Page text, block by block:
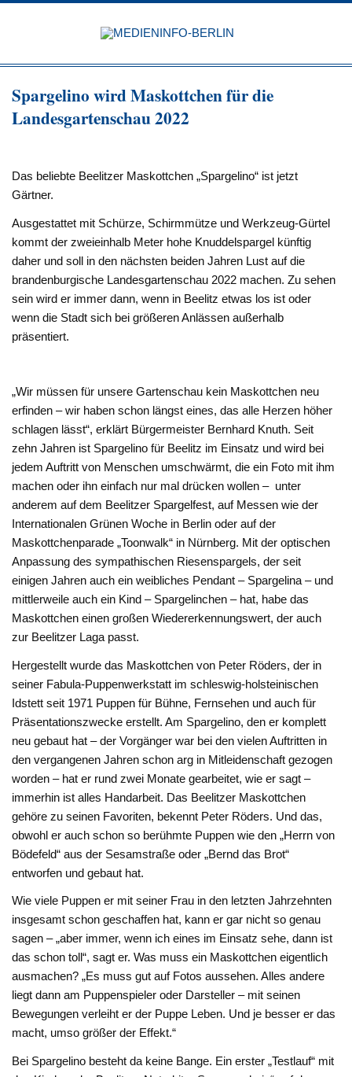
Zum
Spargelino wird Maskottchen für die
Landesgartenschau 2022
Das beliebte Beelitzer Maskottchen „Spargelino“ ist jetzt
Gärtner.
Ausgestattet mit Schürze, Schirmmütze und Werkzeug-Gürtel
kommt der zweieinhalb Meter hohe Knuddelspargel künftig
daher und soll in den nächsten beiden Jahren Lust auf die
brandenburgische Landesgartenschau 2022 machen. Zu sehen
sein wird er immer dann, wenn in Beelitz etwas los ist oder
wenn die Stadt sich bei größeren Anlässen außerhalb
präsentiert.
„Wir müssen für unsere Gartenschau kein Maskottchen neu
erfinden – wir haben schon längst eines, das alle Herzen höher
schlagen lässt“, erklärt Bürgermeister Bernhard Knuth. Seit
zehn Jahren ist Spargelino für Beelitz im Einsatz und wird bei
jedem Auftritt von Menschen umschwärmt, die ein Foto mit ihm
machen oder ihn einfach nur mal drücken wollen – unter
anderem auf dem Beelitzer Spargelfest, auf Messen wie der
Internationalen Grünen Woche in Berlin oder auf der
Maskottchenparade „Toonwalk“ in Nürnberg. Mit der optischen
Anpassung des sympathischen Riesenspargels, der seit
einigen Jahren auch ein weibliches Pendant – Spargelina – und
mittlerweile auch ein Kind – Spargelinchen – hat, habe das
Maskottchen einen großen Wiedererkennungswert, der auch
zur Beelitzer Laga passt.
Hergestellt wurde das Maskottchen von Peter Röders, der in
seiner Fabula-Puppenwerkstatt im schleswig-holsteinischen
Idstett seit 1971 Puppen für Bühne, Fernsehen und auch für
Präsentationszwecke erstellt. Am Spargelino, den er komplett
neu gebaut hat – der Vorgänger war bei den vielen Auftritten in
den vergangenen Jahren schon arg in Mitleidenschaft gezogen
worden – hat er rund zwei Monate gearbeitet, wie er sagt –
immerhin ist alles Handarbeit. Das Beelitzer Maskottchen
gehöre zu seinen Favoriten, bekennt Peter Röders. Und das,
obwohl er auch schon so berühmte Puppen wie den „Herrn von
Bödefeld“ aus der Sesamstraße oder „Bernd das Brot“
entworfen und gebaut hat.
Wie viele Puppen er mit seiner Frau in den letzten Jahrzehnten
insgesamt schon geschaffen hat, kann er gar nicht so genau
sagen – „aber immer, wenn ich eines im Einsatz sehe, dann ist
das schon toll“, sagt er. Was muss ein Maskottchen eigentlich
ausmachen? „Es muss gut auf Fotos aussehen. Alles andere
liegt dann am Puppenspieler oder Darsteller – mit seinen
Bewegungen verleiht er der Puppe Leben. Und je besser er das
macht, umso größer der Effekt.“
Bei Spargelino besteht da keine Bange. Ein erster „Testlauf“ mit